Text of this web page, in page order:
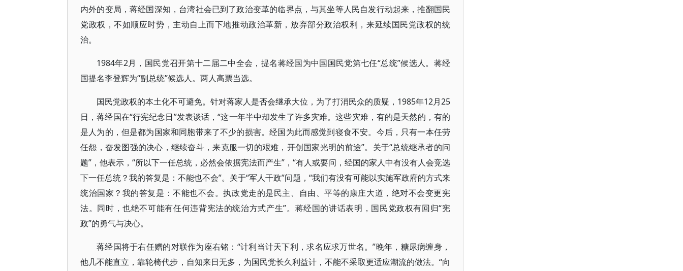
内外的变局，蒋经国深知，台湾社会已到了政治变革的临界点，与其坐等人民自发行动起来，推翻国民
党政权，不如顺应时势，主动自上而下地推动政治革新，放弃部分政治权利，来延续国民党政权的统
治。
1984年2月，国民党召开第十二届二中全会，提名蒋经国为中国国民党第七任“总统”候选人。蒋经
国提名李登辉为“副总统”候选人。两人高票当选。
国民党政权的本土化不可避免。针对蒋家人是否会继承大位，为了打消民众的质疑，1985年12月25
日，蒋经国在“行宪纪念日”发表谈话，“这一年半中却发生了许多灾难。这些灾难，有的是天然的，有的
是人为的，但是都为国家和同胞带来了不少的损害。经国为此而感觉到寝食不安。今后，只有一本任劳
任怨，奋发图强的决心，继续奋斗，来克服一切的艰难，开创国家光明的前途”。关于“总统继承者的问
题”，他表示，“所以下一任总统，必然会依据宪法而产生”，“有人或要问，经国的家人中有没有人会竞选
下一任总统？我的答复是：不能也不会”。关于“军人干政”问题，“我们有没有可能以实施军政府的方式来
统治国家？我的答复是：不能也不会。执政党走的是民主、自由、平等的康庄大道，绝对不会变更宪
法。同时，也绝不可能有任何违背宪法的统治方式产生”。蒋经国的讲话表明，国民党政权有回归“宪
政”的勇气与决心。
蒋经国将于右任赠的对联作为座右铭：“计利当计天下利，求名应求万世名。”晚年，糖尿病缠身，
他几不能直立，靠轮椅代步，自知来日无多，为国民党长久利益计，不能不采取更适应潮流的做法。“向